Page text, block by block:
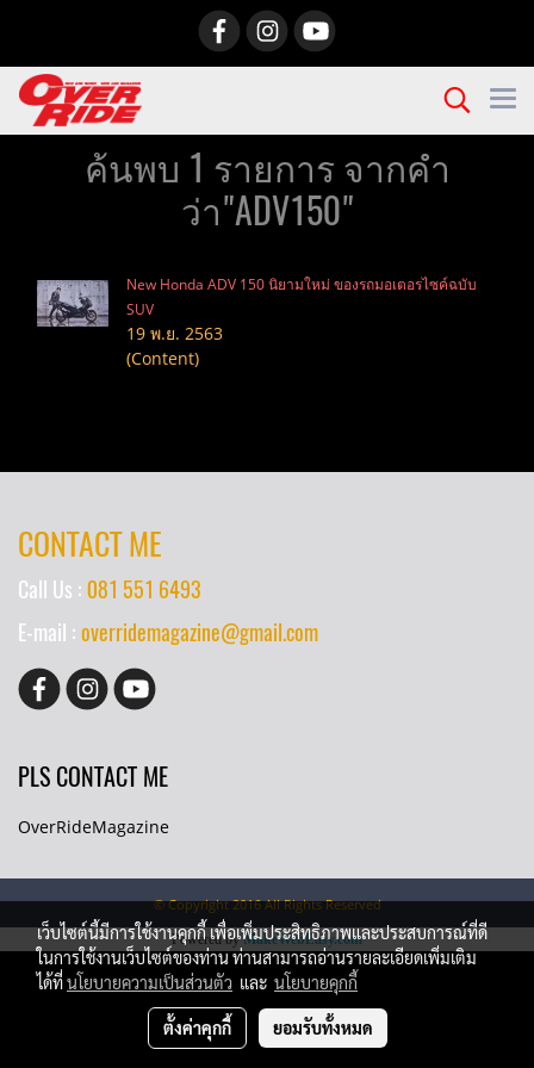
ค้นพบ 1 รายการ จากคำ
ว่า"ADV150"
New Honda ADV 150 นิยามใหม่ ของรถมอเตอรไซค์ฉบับ
SUV
19 พ.ย. 2563
(Content)
CONTACT ME
Call Us : 081 551 6493
E-mail : overridemagazine@gmail.com
PLS CONTACT ME
OverRideMagazine
© Copyright 2016 All Rights Reserved
Powered byMakeWebEasy.com
เว็บไซต์นี้มีการใช้งานคุกกี้ เพื่อเพิ่มประสิทธิภาพและประสบการณ์ที่ดี
ในการใช้งานเว็บไซต์ของท่าน ท่านสามารถอ่านรายละเอียดเพิ่มเติม
ได้ที่นโยบายความเป็นส่วนตัว และ นโยบายคุกกี้
ตั้งค่าคุกกี้ ยอมรับทั้งหมด